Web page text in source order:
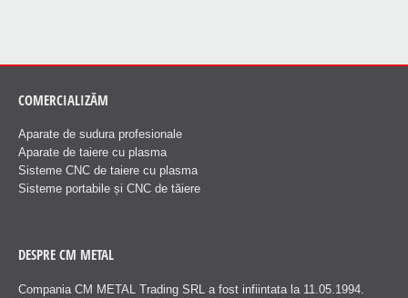
COMERCIALIZĂM
Aparate de sudura profesionale
Aparate de taiere cu plasma
Sisteme CNC de taiere cu plasma
Sisteme portabile și CNC de tăiere
DESPRE CM METAL
Compania CM METAL Trading SRL a fost infiintata la 11.05.1994.